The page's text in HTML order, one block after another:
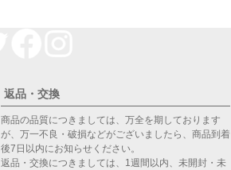
返品・交換
商品の品質につきましては、万全を期しております
が、万一不良・破損などがございましたら、商品到着
後7日以内にお知らせください。
返品・交換につきましては、1週間以内、未開封・未